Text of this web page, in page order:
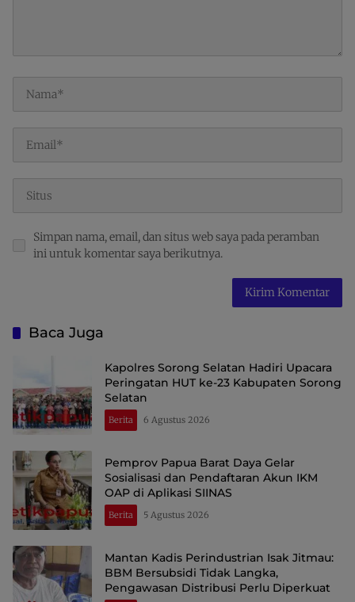
Simpan nama, email, dan situs web saya pada peramban
ini untuk komentar saya berikutnya.
Baca Juga
Kapolres Sorong Selatan Hadiri Upacara
Peringatan HUT ke-23 Kabupaten Sorong
Selatan
Berita 6 Agustus 2026
Pemprov Papua Barat Daya Gelar
Sosialisasi dan Pendaftaran Akun IKM
OAP di Aplikasi SIINAS
Berita 5 Agustus 2026
Mantan Kadis Perindustrian Isak Jitmau:
BBM Bersubsidi Tidak Langka,
Pengawasan Distribusi Perlu Diperkuat